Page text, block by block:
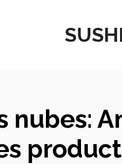
nubes: